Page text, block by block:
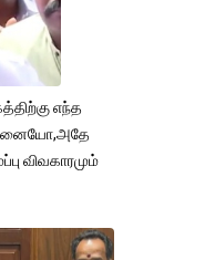
எந்த
விவகாரமும்